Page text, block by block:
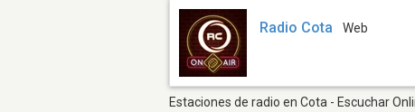
Radio Cota Web
Estaciones de radio en Cota - Escuchar